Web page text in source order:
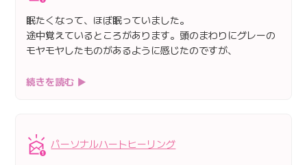
眠たくなって、ほぼ眠っていました。
途中覚えているところがあります。頭のまわりにグレーの
モヤモヤしたものがあるように感じたのですが、
続きを読む ▶
パーソナルハートヒーリング